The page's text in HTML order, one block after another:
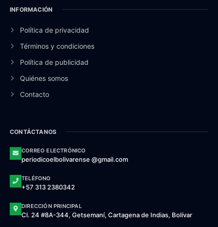
INFORMACIÓN
Política de privacidad
Términos y condiciones
Política de publicidad
Quiénes somos
Contacto
CONTÁCTANOS
CORREO ELECTRÓNICO
periodicoelbolivarense @gmail.com
TELÉFONO
+57 313 2380342
DIRECCIÓN PRINCIPAL
Cl. 24 #8A-344, Getsemaní, Cartagena de Indias, Bolívar